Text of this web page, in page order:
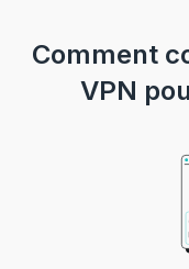
Comment
VPN